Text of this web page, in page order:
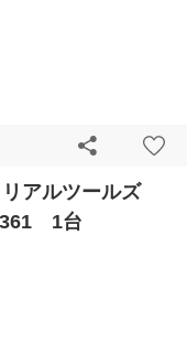
リアルツールズ
361 1台